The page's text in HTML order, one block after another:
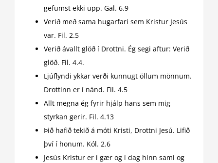
gefumst ekki upp. Gal. 6.9
Verið með sama hugarfari sem Kristur Jesús
var. Fil. 2.5
Verið ávallt glöð í Drottni. Ég segi aftur: Verið
glöð. Fil. 4.4.
Ljúflyndi ykkar verði kunnugt öllum mönnum.
Drottinn er í nánd. Fil. 4.5
Allt megna ég fyrir hjálp hans sem mig
styrkan gerir. Fil. 4.13
Þið hafið tekið á móti Kristi, Drottni Jesú. Lifið
því í honum. Kól. 2.6
Jesús Kristur er í gær og í dag hinn sami og